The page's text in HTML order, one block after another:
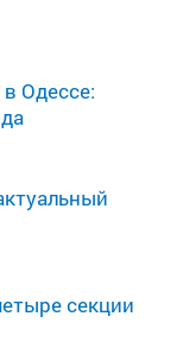
Одессе:
секции